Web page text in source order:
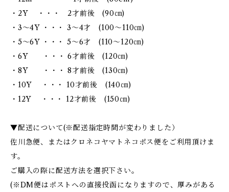
・2Y ・・・ 2才前後 (90㎝)
・3～4Y ・・・ 3～4才 (100～110㎝)
・5～6Y ・・・ 5～6才 (110～120㎝)
・6Y ・・・ 6才前後 (120㎝)
・8Y ・・・ 8才前後 (130㎝)
・10Y ・・・ 10才前後 (140㎝)
・12Y ・・・ 12才前後 (150㎝)
▼配送について(※配送指定時間が変わりました）
佐川急便、またはクロネコヤマトネコポス便をご利用頂けま
す。
ご購入の際に配送方法を選択下さい。
(※DM便はポストへの直接投函になりますので、厚みがある